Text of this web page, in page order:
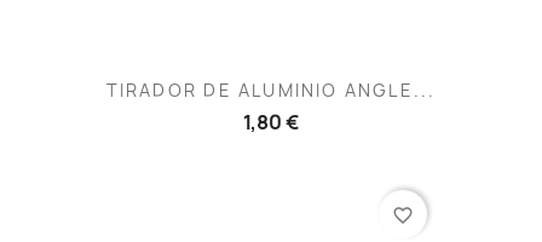
TIRADOR DE ALUMINIO ANGLE...
1,80 €
favorite_border